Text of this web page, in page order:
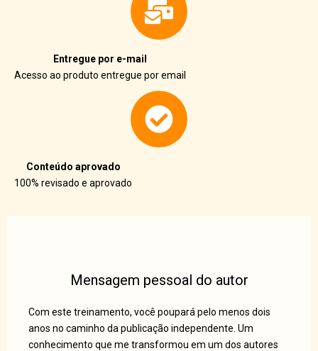
Entregue por e-mail
Acesso ao produto entregue por email
Conteúdo aprovado
100% revisado e aprovado
Mensagem pessoal do autor
Com este treinamento, você poupará pelo menos dois
anos no caminho da publicação independente. Um
conhecimento que me transformou em um dos autores